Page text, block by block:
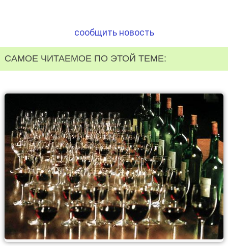
сообщить новость
САМОЕ ЧИТАЕМОЕ ПО ЭТОЙ ТЕМЕ: